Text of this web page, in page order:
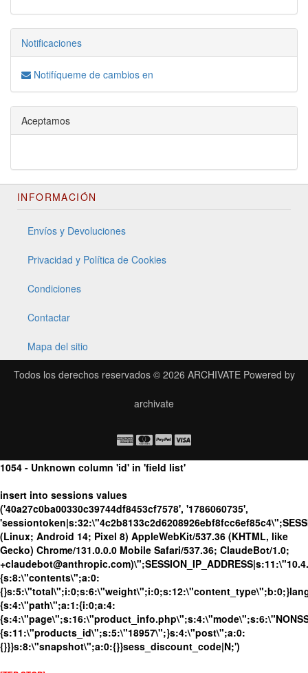
Notificaciones
Notifíqueme de cambios en
Aceptamos
INFORMACIÓN
Envíos y Devoluciones
Privacidad y Política de Cookies
Condiciones
Contactar
Mapa del sitio
Todos los derechos reservados © 2026 ARCHIVATEPowered by
archivate
1054 - Unknown column 'id' in 'field list'
insert into sessions values
('40a27c0ba00330c39744df8453cf7578', '1786060735',
(Linux; Android 14; Pixel 8) AppleWebKit/537.36 (KHTML, like
Gecko) Chrome/131.0.0.0 Mobile Safari/537.36; ClaudeBot/1.0;
{s:8:\"contents\";a:0:
{s:4:\"path\";a:1:{i:0;a:4:
{s:11:\"products_id\";s:5:\"18957\";}s:4:\"post\";a:0:
{}}}s:8:\"snapshot\";a:0:{}}sess_discount_code|N;')